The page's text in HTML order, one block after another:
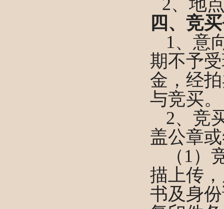
2、 地
四、竞
1、意
期不予
金，经
与竞买。
2、竞
盖公章
（ 1）
描上传
书及身